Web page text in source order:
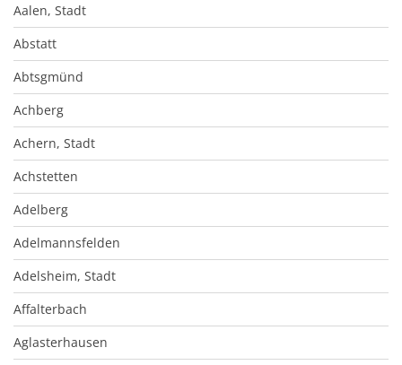
Aalen, Stadt
Abstatt
Abtsgmünd
Achberg
Achern, Stadt
Achstetten
Adelberg
Adelmannsfelden
Adelsheim, Stadt
Affalterbach
Aglasterhausen